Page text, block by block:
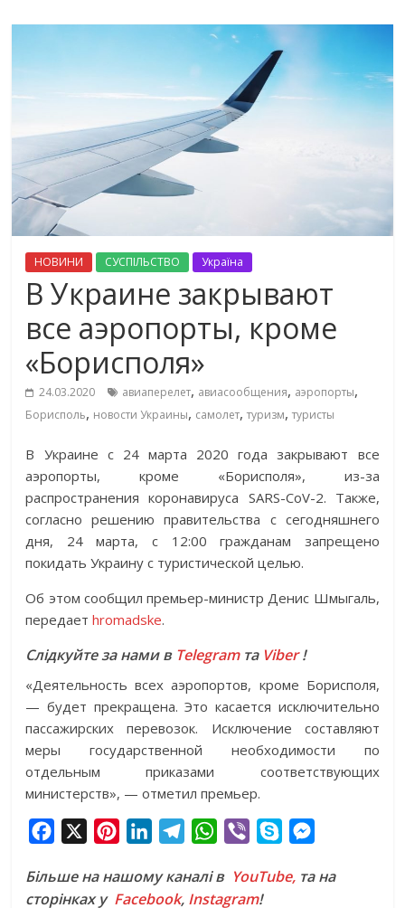
НОВИНИ СУСПІЛЬСТВО Україна
В Украине закрывают
все аэропорты, кроме
«Борисполя»
24.03.2020 авиаперелет, авиасообщения, аэропорты,
Борисполь, новости Украины, самолет,туризм,туристы
В Украине с 24 марта 2020 года закрывают все
аэропорты, кроме «Борисполя», из-за
распространения коронавируса SARS-CoV-2. Также,
согласно решению правительства с сегодняшнего
дня, 24 марта, с 12:00 гражданам запрещено
покидать Украину с туристической целью.
Об этом сообщил премьер-министр Денис Шмыгаль,
передаетhromadske.
Слідкуйте за нами в Telegramта Viber!
«Деятельность всех аэропортов, кроме Борисполя,
— будет прекращена. Это касается исключительно
пассажирских перевозок. Исключение составляют
меры государственной необходимости по
отдельным приказами соответствующих
министерств», — отметил премьер.
c
n
n
l
W
a
b
y
s
Більше на нашому каналі в YouTube, та на
сторінках у Facebook, Instagram!